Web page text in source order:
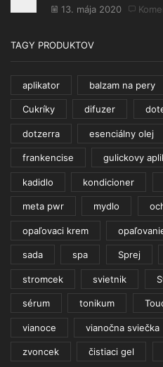
13. mája 2020
TAGY PRODUKTOV
aplikator balzam na pery
Cukríky difuzer
dotzerra esenciálny olej
frankencise gulickovy
kadidlo kondicioner
meta pwr mydlo
opaľovaci krem
sada spa Sprej
stromcek svietnik
sérum tonikum
vianoce vianočna sviečka
zvoncek čistiaci gel